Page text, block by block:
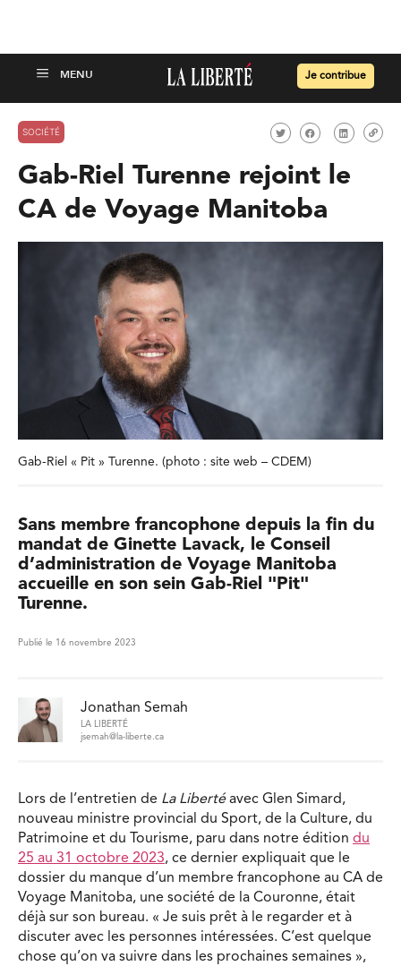
Je contribue
SOCIÉTÉ
Gab-Riel Turenne rejoint le
CA de Voyage Manitoba
Gab-Riel « Pit » Turenne. (photo : site web – CDEM)
Sans membre francophone depuis la fin du
mandat de Ginette Lavack, le Conseil
d’administration de Voyage Manitoba
accueille en son sein Gab-Riel "Pit"
Turenne.
Publié le 16 novembre 2023
Jonathan Semah
LA LIBERTÉ
jsemah@la-liberte.ca
Lors de l’entretien de La Libertéavec Glen Simard,
nouveau ministre provincial du Sport, de la Culture, du
Patrimoine et du Tourisme, paru dans notre édition du
25 au 31 octobre 2023, ce dernier expliquait que le
dossier du manque d’un membre francophone au CA de
Voyage Manitoba, une société de la Couronne, était
déjà sur son bureau. « Je suis prêt à le regarder et à
discuter avec les personnes intéressées. C’est quelque
chose qu’on va suivre dans les prochaines semaines »,